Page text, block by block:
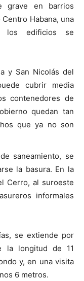
grave en barrios
Habana, una
los edificios se
y San Nicolás del
cubrir media
contenedores de
quedan tan
que ya no son
saneamiento, se
la basura. En la
Cerro, al suroeste
informales
se extiende por
la longitud de 11
y, en una visita
6 metros.